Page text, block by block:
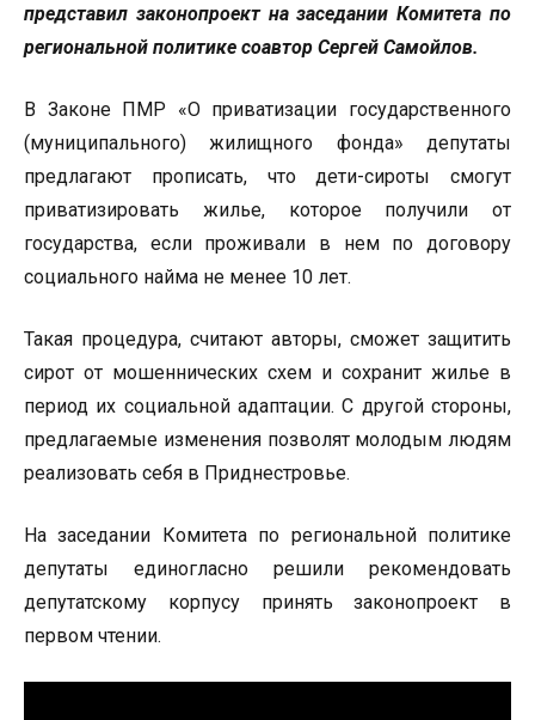
представил законопроект на заседании Комитета по
региональной политике соавтор Сергей Самойлов.
В Законе ПМР «О приватизации государственного
(муниципального) жилищного фонда» депутаты
предлагают прописать, что дети-сироты смогут
приватизировать жилье, которое получили от
государства, если проживали в нем по договору
социального найма не менее 10 лет.
Такая процедура, считают авторы, сможет защитить
сирот от мошеннических схем и сохранит жилье в
период их социальной адаптации. С другой стороны,
предлагаемые изменения позволят молодым людям
реализовать себя в Приднестровье.
На заседании Комитета по региональной политике
депутаты единогласно решили рекомендовать
депутатскому корпусу принять законопроект в
первом чтении.